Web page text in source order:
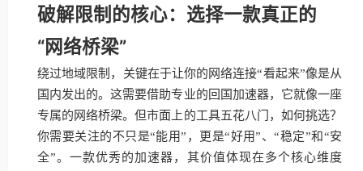
破解限制的核心：选择一款真正的
“网络桥梁”
绕过地域限制，关键在于让你的网络连接“看起来”像是从
国内发出的。这需要借助专业的回国加速器，它就像一座
专属的网络桥梁。但市面上的工具五花八门，如何挑选？
你需要关注的不只是“能用”，更是“好用”、“稳定”和“安
全”。一款优秀的加速器，其价值体现在多个核心维度